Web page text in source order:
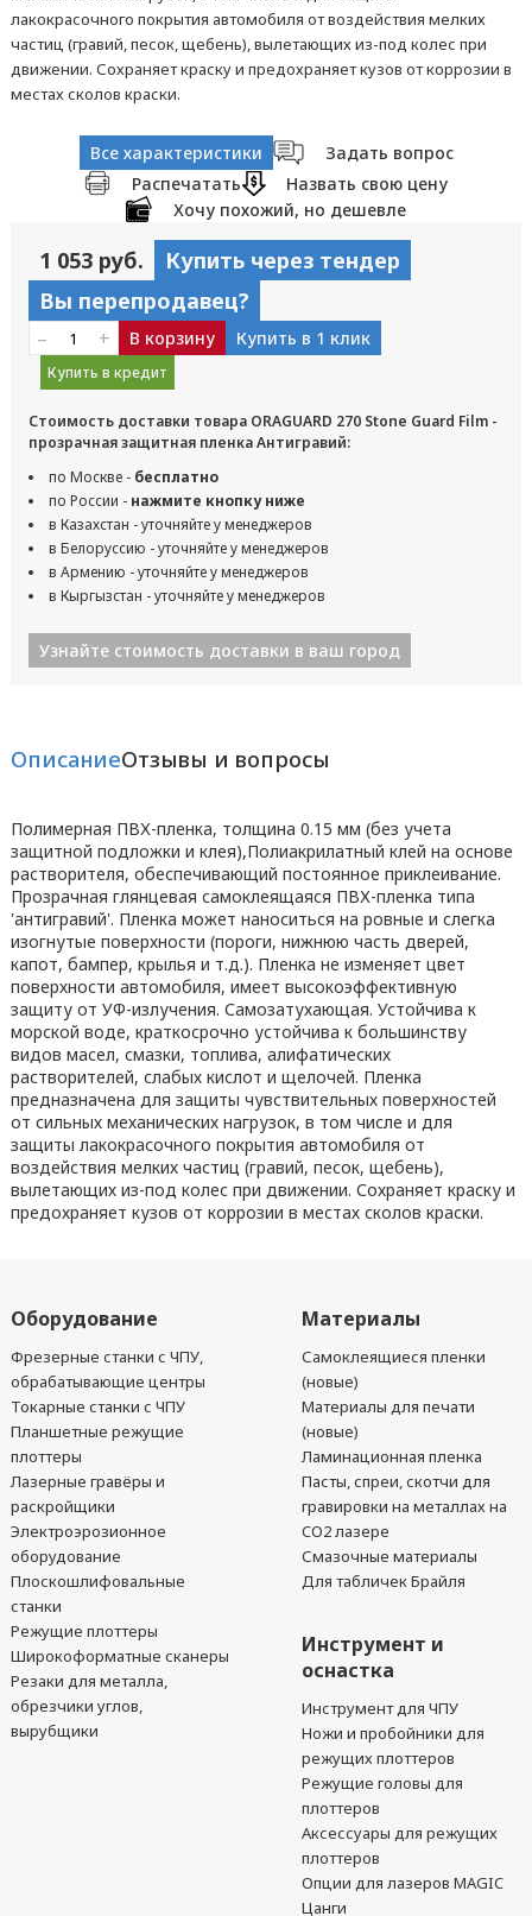
лакокрасочного покрытия автомобиля от воздействия мелких
частиц (гравий, песок, щебень), вылетающих из-под колес при
движении. Сохраняет краску и предохраняет кузов от коррозии в
местах сколов краски.
Все характеристики
Задать вопрос
Распечатать
Назвать свою цену
Хочу похожий, но дешевле
1 053 руб.
Купить через тендер
Вы перепродавец?
– + В корзину Купить в 1 клик
Купить в кредит
Стоимость доставки товара ORAGUARD 270 Stone Guard Film -
прозрачная защитная пленка Антигравий:
по Москве - бесплатно
по России - нажмите кнопку ниже
в Казахстан - уточняйте у менеджеров
в Белоруссию - уточняйте у менеджеров
в Армению - уточняйте у менеджеров
в Кыргызстан - уточняйте у менеджеров
Узнайте стоимость доставки в ваш город
ОписаниеОтзывы и вопросы
Полимерная ПВХ-пленка, толщина 0.15 мм (без учета
защитной подложки и клея),Полиакрилатный клей на основе
растворителя, обеспечивающий постоянное приклеивание.
Прозрачная глянцевая самоклеящаяся ПВХ-пленка типа
'антигравий'. Пленка может наноситься на ровные и слегка
изогнутые поверхности (пороги, нижнюю часть дверей,
капот, бампер, крылья и т.д.). Пленка не изменяет цвет
поверхности автомобиля, имеет высокоэффективную
защиту от УФ-излучения. Самозатухающая. Устойчива к
морской воде, краткосрочно устойчива к большинству
видов масел, смазки, топлива, алифатических
растворителей, слабых кислот и щелочей. Пленка
предназначена для защиты чувствительных поверхностей
от сильных механических нагрузок, в том числе и для
защиты лакокрасочного покрытия автомобиля от
воздействия мелких частиц (гравий, песок, щебень),
вылетающих из-под колес при движении. Сохраняет краску и
предохраняет кузов от коррозии в местах сколов краски.
Оборудование
Фрезерные станки с ЧПУ,
обрабатывающие центры
Токарные станки с ЧПУ
Планшетные режущие
плоттеры
Лазерные гравёры и
раскройщики
Электроэрозионное
оборудование
Плоскошлифовальные
станки
Режущие плоттеры
Широкоформатные сканеры
Резаки для металла,
обрезчики углов,
вырубщики
Материалы
Самоклеящиеся пленки
(новые)
Материалы для печати
(новые)
Ламинационная пленка
Пасты, спреи, скотчи для
гравировки на металлах на
CO2 лазере
Смазочные материалы
Для табличек Брайля
Инструмент и
оснастка
Инструмент для ЧПУ
Ножи и пробойники для
режущих плоттеров
Режущие головы для
плоттеров
Аксессуары для режущих
плоттеров
Опции для лазеров MAGIC
Цанги